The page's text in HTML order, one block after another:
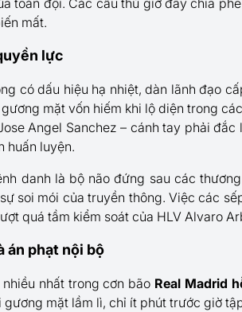
toàn đội. Các cầu thủ giờ đây chia
mất.
lực
có dấu hiệu hạ nhiệt, dàn lãnh đạo
mặt vốn hiếm khi lộ diện trong
Angel Sanchez – cánh tay phải
huấn luyện.
danh là bộ não đứng sau các
soi mói của truyền thông. Việc các
quá tầm kiểm soát của HLV Alvaro
án phạt nội bộ
nhất trong cơn bão Real Madrid
mặt lầm lì, chỉ ít phút trước giờ